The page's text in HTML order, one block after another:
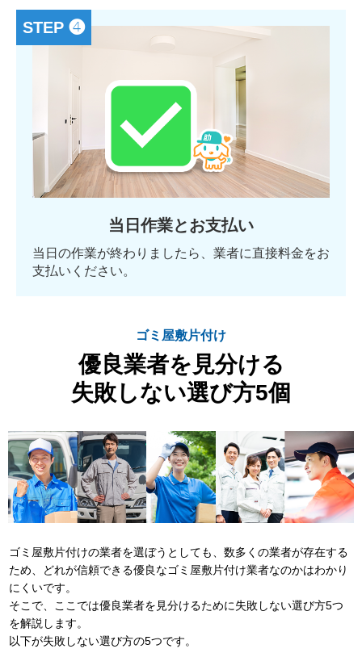
STEP ❹
当日作業とお支払い
当日の作業が終わりましたら、業者に直接料金をお
支払いください。
ゴミ屋敷片付け
優良業者を見分ける
失敗しない選び方5個
ゴミ屋敷片付けの業者を選ぼうとしても、数多くの業者が存在する
ため、どれが信頼できる優良なゴミ屋敷片付け業者なのかはわかり
にくいです。
そこで、ここでは優良業者を見分けるために失敗しない選び方5つ
を解説します。
以下が失敗しない選び方の5つです。